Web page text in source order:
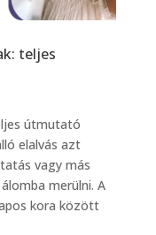
teljes
útmutató
elalvás azt
vagy más
merülni. A
kora között